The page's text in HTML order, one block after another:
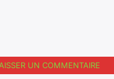
UN COMMENTAIRE